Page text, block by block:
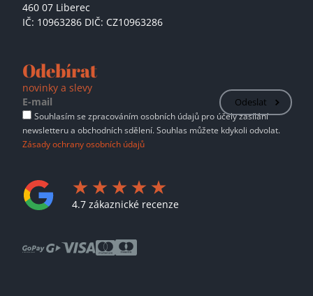
460 07 Liberec
IČ: 10963286 DIČ: CZ10963286
Odebírat
novinky a slevy
Odeslat
Souhlasím se zpracováním osobních údajů pro účely zasílání
newsletteru a obchodních sdělení. Souhlas můžete kdykoli odvolat.
Zásady ochrany osobních údajů
4.7 zákaznické recenze